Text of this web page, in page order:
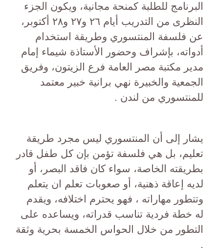
البرنامج للطلبة كمنحة مجانية، ويكون الجزء
النظرى من التدريب أيام ٢٦ و٢٧ و٢٨ أكتوبر،
عن فلسفة المنتسوري وطريقة استخدام
أدواته، بإشراف وحضور الأستاذة شيماء إمام
مدير مكتبة مصر العامة فرع الزيتون، وفريق
الجمعية والخبيرة نهي برانية خبير معتمد
للمنتسوري من لندن .
يشار إلى أن المنتسوري ليس مجرد طريقة
تعليم، بل هي فلسفة تؤمن بإن كل طفل قادر
بطريقته الخاصة، سواء كان فاقد البصر، أو
لديه إعاقة ذهنية، أو صعوبات تعلم ان يتعلم
وتتطور مهاراته ، فهو يحترم اختلافه، ويقدم
له خطة فردية تناسب قدراته، ويساعده على
التطور من خلال الحواس الخمسة بحرية وثقة
.